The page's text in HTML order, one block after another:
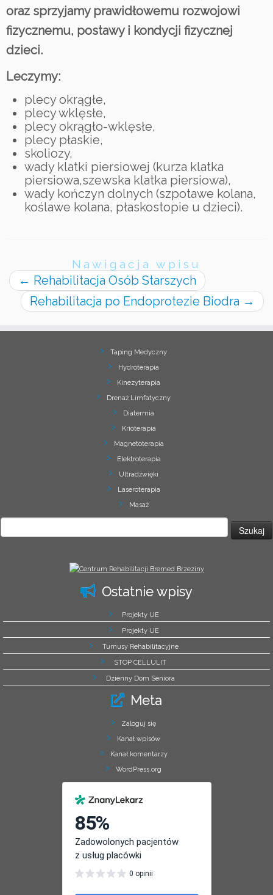
oraz sprzyjamy prawidłowemu rozwojowi
fizycznemu, postawy i kondycji fizycznej
dzieci.
Leczymy:
plecy okrągłe,
plecy wklęsłe,
plecy okrągło-wklęsłe,
plecy płaskie,
skoliozy,
wady klatki piersiowej (kurza klatka
piersiowa,szewska klatka piersiowa),
wady kończyn dolnych (szpotawe kolana,
koślawe kolana, płaskostopie u dzieci).
Nawigacja wpisu
← Rehabilitacja Osób Starszych
Rehabilitacja po Endoprotezie Biodra →
Taping Medyczny
Hydroterapia
Kinezyterapia
Drenaż Limfatyczny
Diatermia
Krioterapia
Magnetoterapia
Elektroterapia
Ultradźwięki
Laseroterapia
Masaż
Ostatnie wpisy
Projekty UE
Projekty UE
Turnusy Rehabilitacyjne
STOP CELLULIT
Dzienny Dom Seniora
Meta
Zaloguj się
Kanał wpisów
Kanał komentarzy
WordPress.org